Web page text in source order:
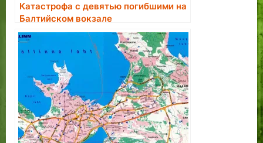
Катастрофа с девятью погибшими на
Балтийском вокзале